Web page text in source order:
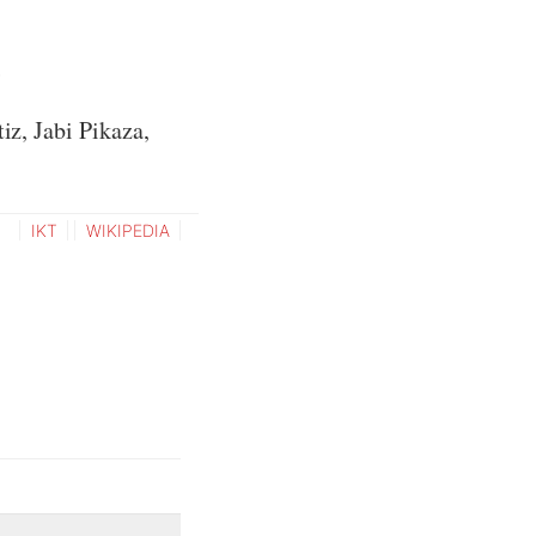
Jabi Pikaza,
IKT WIKIPEDIA